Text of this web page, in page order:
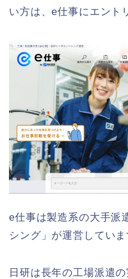
い方は、e仕事にエント
e仕事は製造系の大手派
シング」が運営していま
日研は長年の工場派遣